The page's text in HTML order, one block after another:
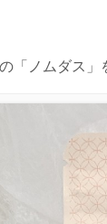
「ノムダス」